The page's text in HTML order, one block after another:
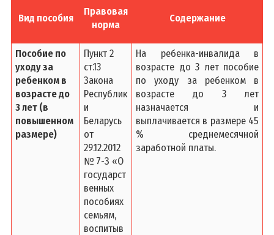
Вид пособия
Правовая
норма
Содержание
Пособие по
уходу за
ребенком в
возрасте до
3 лет (в
повышенном
размере)
Пункт 2
ст.13
Закона
Республик
и
Беларусь
от
29.12.2012
№ 7-З «О
государст
венных
пособиях
семьям,
воспитыв
На ребенка-инвалида в
возрасте до 3 лет пособие
по уходу за ребенком в
возрасте до 3 лет
назначается и
выплачивается в размере 45
% среднемесячной
заработной платы.